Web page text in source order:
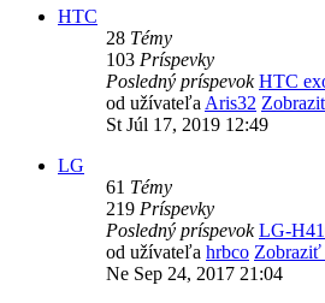
HTC
28 Témy
103 Príspevky
Posledný príspevok HTC
od užívateľaAris32
St Júl 17, 2019 12:49
LG
61 Témy
219 Príspevky
Posledný príspevok LG-
od užívateľa hrbco Zobraziť
Ne Sep 24, 2017 21:04